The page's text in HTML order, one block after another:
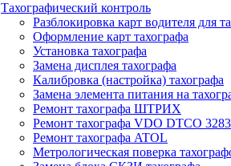
Тахографический контроль
Разблокировка карт водителя для
Оформление карт тахографа
Установка тахографа
Замена дисплея тахографа
Калибровка (настройка) тахографа
Замена элемента питания на
Ремонт тахографа ШТРИХ
Ремонт тахографа VDO DTCO 3283
Ремонт тахографа ATOL
Метрологическая поверка